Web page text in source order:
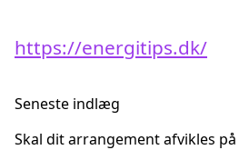
https://energitips.dk/
Seneste indlæg
Skal dit arrangement afvikles